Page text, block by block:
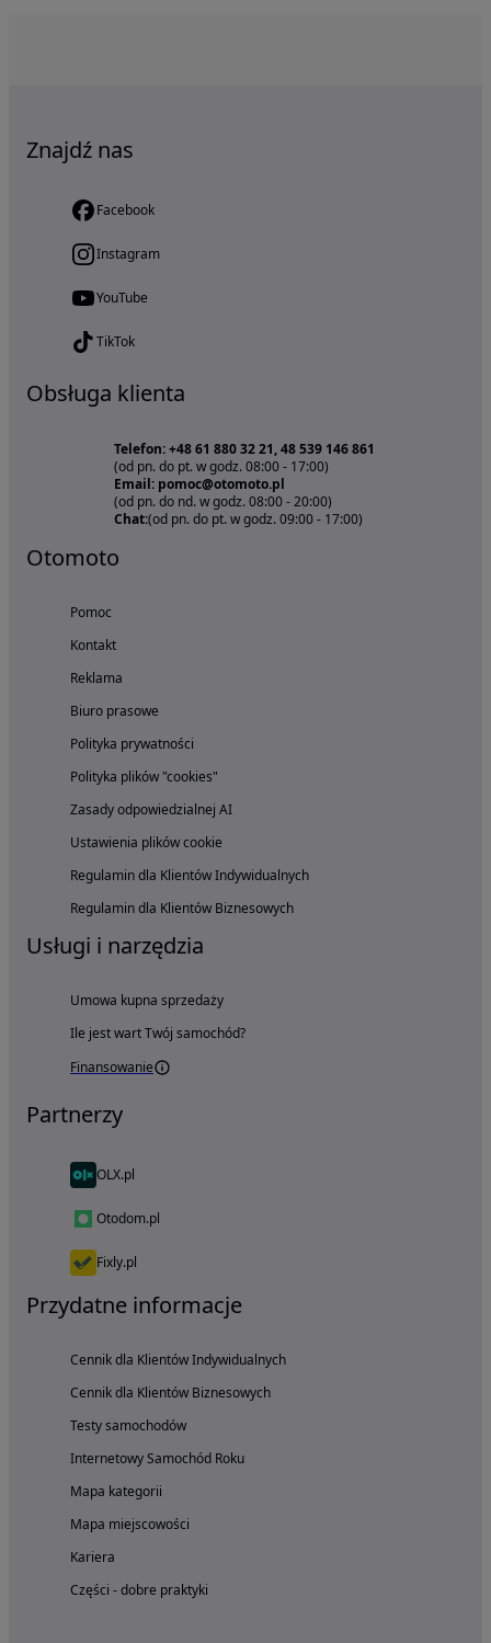
Znajdź nas
Facebook
Instagram
YouTube
TikTok
Obsługa klienta
Telefon: +48 61 880 32 21, 48 539 146 861
(od pn. do pt. w godz. 08:00 - 17:00)
Email: pomoc@otomoto.pl
(od pn. do nd. w godz. 08:00 - 20:00)
Chat:(od pn. do pt. w godz. 09:00 - 17:00)
Otomoto
Pomoc
Kontakt
Reklama
Biuro prasowe
Polityka prywatności
Polityka plików "cookies"
Zasady odpowiedzialnej AI
Ustawienia plików cookie
Regulamin dla Klientów Indywidualnych
Regulamin dla Klientów Biznesowych
Usługi i narzędzia
Umowa kupna sprzedaży
Ile jest wart Twój samochód?
Finansowanie
Partnerzy
OLX.pl
Otodom.pl
Fixly.pl
Przydatne informacje
Cennik dla Klientów Indywidualnych
Cennik dla Klientów Biznesowych
Testy samochodów
Internetowy Samochód Roku
Mapa kategorii
Mapa miejscowości
Kariera
Części - dobre praktyki